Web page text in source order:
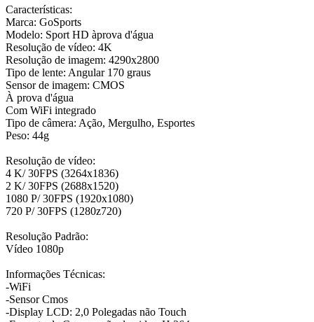
Características:
Marca: GoSports
Modelo: Sport HD àprova d'água
Resolução de vídeo: 4K
Resolução de imagem: 4290x2800
Tipo de lente: Angular 170 graus
Sensor de imagem: CMOS
À prova d'água
Com WiFi integrado
Tipo de câmera: Ação, Mergulho, Esportes
Peso: 44g
Resolução de vídeo:
4 K/ 30FPS (3264x1836)
2 K/ 30FPS (2688x1520)
1080 P/ 30FPS (1920x1080)
720 P/ 30FPS (1280z720)
Resolução Padrão:
Vídeo 1080p
Informações Técnicas:
-WiFi
-Sensor Cmos
-Display LCD: 2,0 Polegadas não Touch